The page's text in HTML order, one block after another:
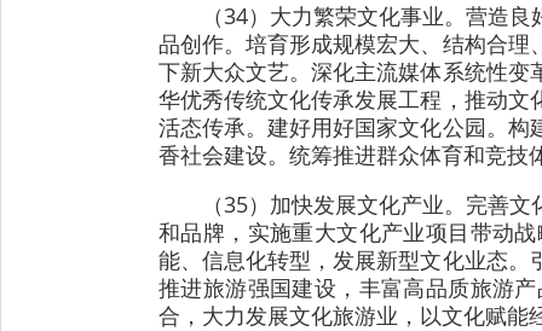
（34）大力繁荣文化事业。营造
品创作。培育形成规模宏大、结构合
下新大众文艺。深化主流媒体系统性
华优秀传统文化传承发展工程，推动
活态传承。建好用好国家文化公园。
香社会建设。统筹推进群众体育和竞技
（35）加快发展文化产业。完善
和品牌，实施重大文化产业项目带动
能、信息化转型，发展新型文化业态
推进旅游强国建设，丰富高品质旅游
合，大力发展文化旅游业，以文化赋能